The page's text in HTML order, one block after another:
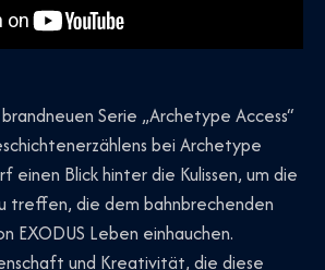
Serie „Archetype Access“
bei Archetype
einen Blick hinter die Kulissen, um die
treffen, die dem bahnbrechenden
EXODUS Leben einhauchen.
und Kreativität, die diese